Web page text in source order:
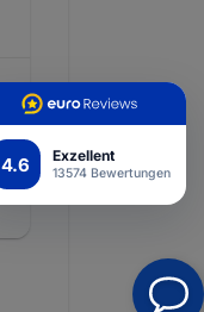
4.6 Exzellent
13574 Bewertungen